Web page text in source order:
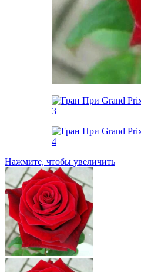
Нажмите, чтобы увеличить